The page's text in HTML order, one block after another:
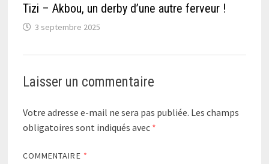
Tizi – Akbou, un derby d’une autre ferveur !
3 septembre 2025
Laisser un commentaire
Votre adresse e-mail ne sera pas publiée. Les champs
obligatoires sont indiqués avec *
COMMENTAIRE *